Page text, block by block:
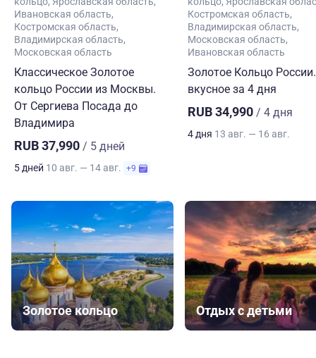
Ивановская область
Костромская область
Владимирская область
Московская область
Классическое Золотое
кольцо России из Москвы.
От Сергиева Посада до
Владимира
RUB 37,990 / 5 дней
5 дней 10 авг. — 14 авг. +9
Костромская область
Владимирская область
Московская область
Ивановская область
Золотое Кольцо
вкусное за 4 дня
RUB 34,990 / 4 дня
4 дня 13 авг. — 16 авг.
Золотое кольцо Отдых с детьми